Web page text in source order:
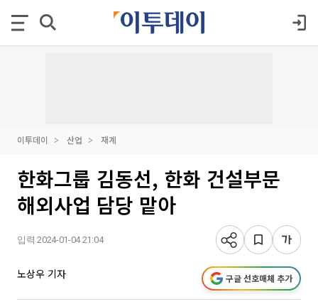
이투데이 산업 재계
한화그룹 김동선, 한화 건설부문
해외사업 담당 맡아
입력 2024-01-04 21:04
노상우 기자 구글 선호매체 추가